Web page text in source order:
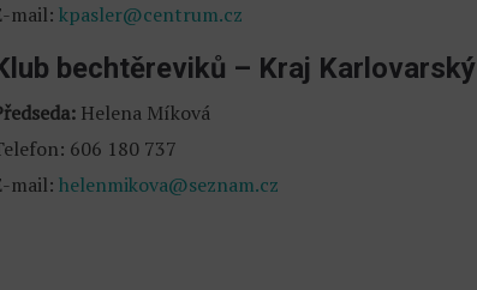
mail: kpasler@centrum.cz
bechtěreviků – Kraj Karlovarský
Helena Míková
606 180 737
mail: helenmikova@seznam.cz